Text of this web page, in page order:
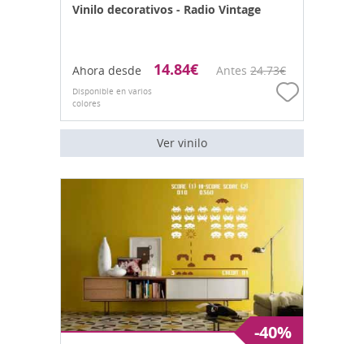
Vinilo decorativos - Radio Vintage
Ahora desde 14.84€ Antes 24.73€
Disponible en varios
colores
Ver vinilo
-40%